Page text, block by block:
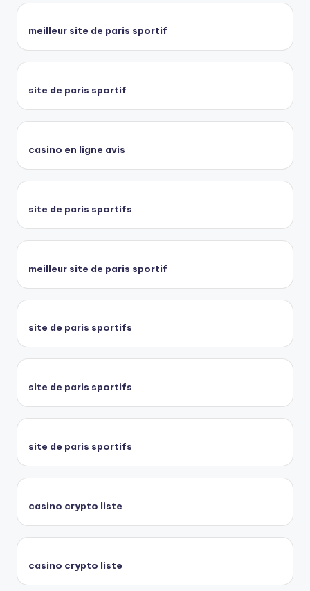
meilleur site de paris sportif
site de paris sportif
casino en ligne avis
site de paris sportifs
meilleur site de paris sportif
site de paris sportifs
site de paris sportifs
site de paris sportifs
casino crypto liste
casino crypto liste